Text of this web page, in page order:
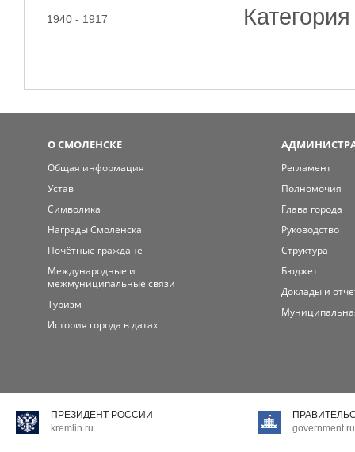
1940 - 1917
О СМОЛЕНСКЕ
Общая информация
Устав
Символика
Награды Смоленска
Почётные граждане
Международные и
межмуниципальные связи
Туризм
История города в датах
Регламент
Полномочия
Глава города
Руководство
Структура
Бюджет
Доклады и
ПРЕЗИДЕНТ РОССИИ
kremlin.ru
government.ru